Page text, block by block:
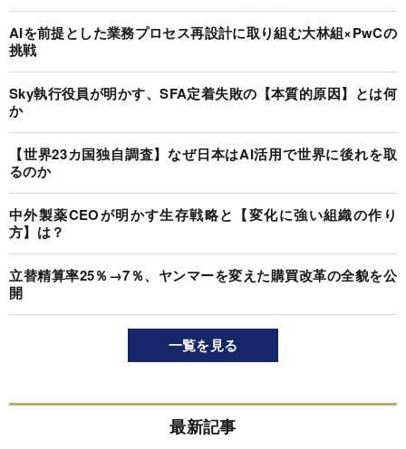
AIを前提とした業務プロセス再設計に取り組む大林組×PwCの
挑戦
Sky執行役員が明かす、SFA定着失敗の【本質的原因】とは何
か
【世界23カ国独自調査】なぜ日本はAI活用で世界に後れを取
るのか
中外製薬CEOが明かす生存戦略と【変化に強い組織の作り
方】は？
立替精算率25％→7％、ヤンマーを変えた購買改革の全貌を公
開
一覧を見る
最新記事